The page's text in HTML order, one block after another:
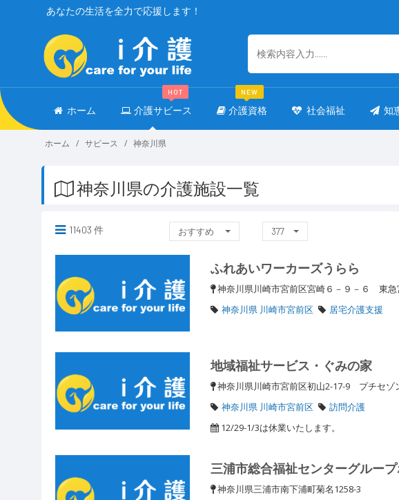
あなたの生活を全力で応援します！
ホーム 介護サビース
HOT
介護資格
NEW
社会福祉 知
ホーム サビース 神奈川県
神奈川県の介護施設一覧
11403 件 おすすめ 377
ふれあいワーカーズうらら
神奈川県川崎市宮前区宮崎６－９－６ 東急
神奈川県 川崎市宮前区
居宅介護支援
地域福祉サービス・ぐみの家
神奈川県川崎市宮前区初山2-17-9 プチセゾ
神奈川県 川崎市宮前区
訪問介護
12/29-1/3は休業いたします。
三浦市総合福祉センターグルー
神奈川県三浦市南下浦町菊名1258-3